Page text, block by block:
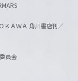
ＫＡＷＡ 角川書店刊／
員会